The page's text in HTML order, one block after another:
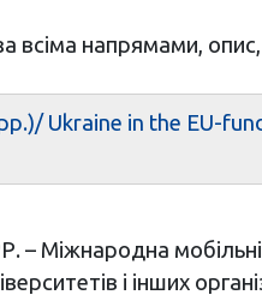
напрямами,
Ukraine in the EU-
і інших